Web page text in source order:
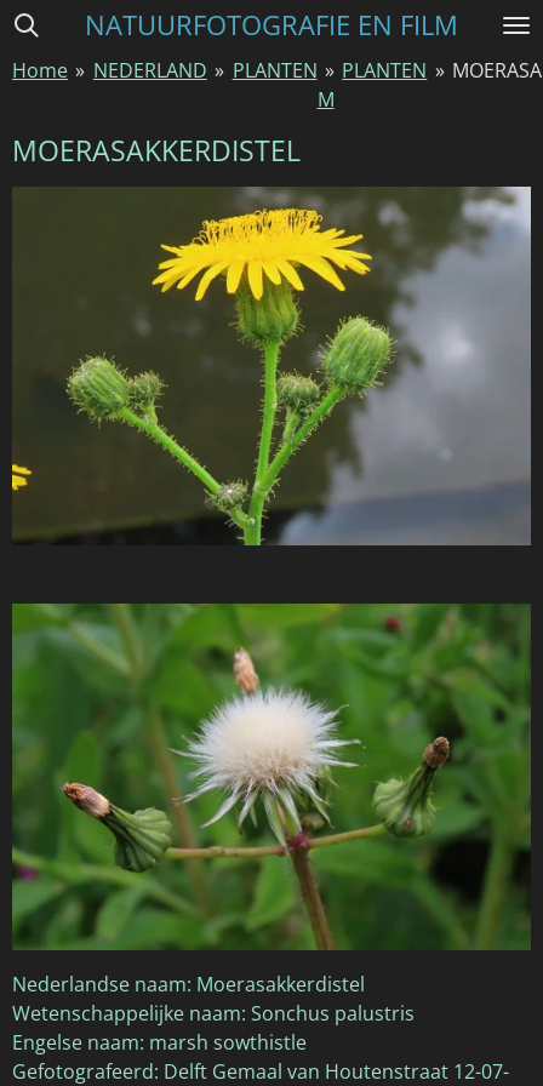
Ga
naar
hoofdinhoud
NATUURFOTOGRAFIE EN FILM
Home » NEDERLAND » PLANTEN » PLANTEN
M
»
MOERASAKKERDISTEL
Nederlandse naam: Moerasakkerdistel
Wetenschappelijke naam: Sonchus palustris
Engelse naam: marsh sowthistle
Gefotografeerd: Delft Gemaal van Houtenstraat 12-07-